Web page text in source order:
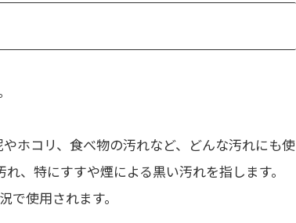
ホコリ、食べ物の汚れなど、どんな汚れにも使
、特にすすや煙による黒い汚れを指します。
使用されます。